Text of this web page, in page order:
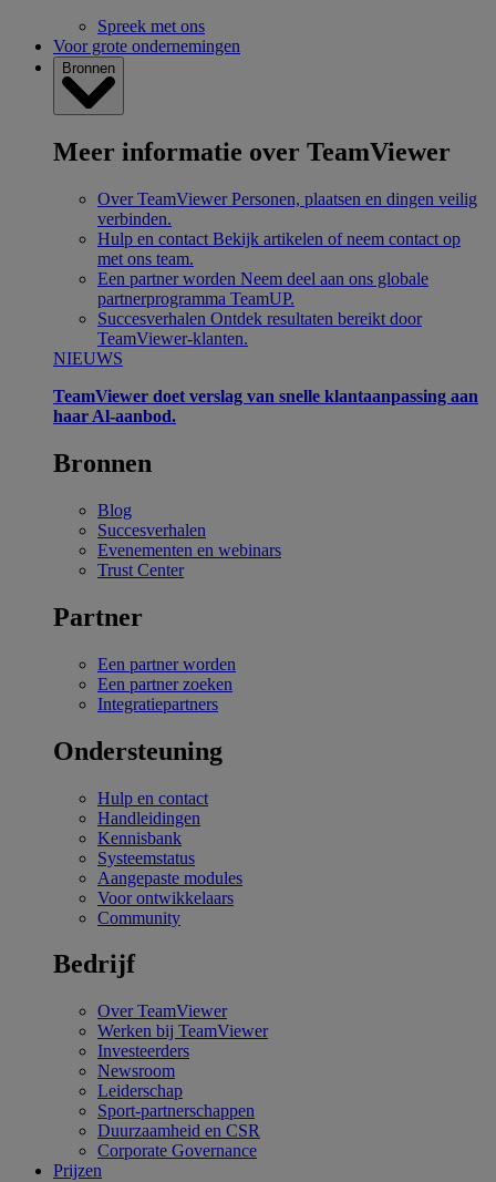
Spreek met ons
Voor grote ondernemingen
Bronnen
Meer informatie over TeamViewer
Over TeamViewer Personen, plaatsen en dingen veilig
verbinden.
Hulp en contact Bekijk artikelen of neem contact op
met ons team.
Een partner worden Neem deel aan ons globale
partnerprogramma TeamUP.
Succesverhalen Ontdek resultaten bereikt door
TeamViewer-klanten.
NIEUWS
TeamViewer doet verslag van snelle klantaanpassing aan
haar Al-aanbod.
Bronnen
Blog
Succesverhalen
Evenementen en webinars
Trust Center
Partner
Een partner worden
Een partner zoeken
Integratiepartners
Ondersteuning
Hulp en contact
Handleidingen
Kennisbank
Systeemstatus
Aangepaste modules
Voor ontwikkelaars
Community
Bedrijf
Over TeamViewer
Werken bij TeamViewer
Investeerders
Newsroom
Leiderschap
Sport-partnerschappen
Duurzaamheid en CSR
Corporate Governance
Prijzen